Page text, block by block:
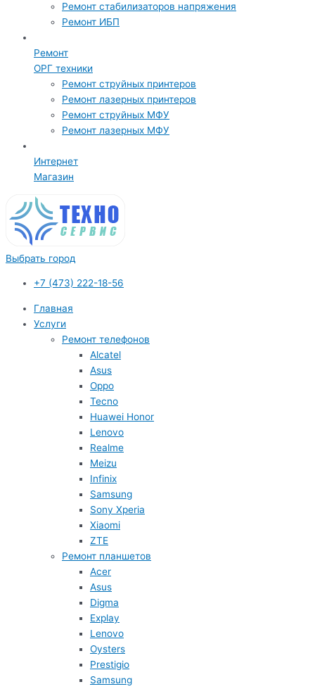
Ремонт стабилизаторов напряжения
Ремонт ИБП
Ремонт
ОРГ техники
Ремонт струйных принтеров
Ремонт лазерных принтеров
Ремонт струйных МФУ
Ремонт лазерных МФУ
Интернет
Магазин
Выбрать город
+7 (473) 222-18-56
Главная
Услуги
Ремонт телефонов
Alcatel
Asus
Oppo
Tecno
Huawei Honor
Lenovo
Realme
Meizu
Infinix
Samsung
Sony Xperia
Xiaomi
ZTE
Ремонт планшетов
Acer
Asus
Digma
Explay
Lenovo
Oysters
Prestigio
Samsung